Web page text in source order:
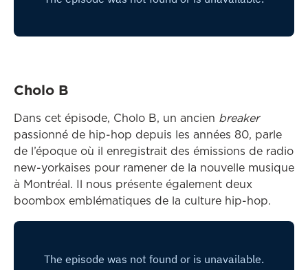
Cholo B
Dans cet épisode, Cholo B, un ancien breaker
passionné de hip-hop depuis les années 80, parle
de l’époque où il enregistrait des émissions de radio
new-yorkaises pour ramener de la nouvelle musique
à Montréal. Il nous présente également deux
boombox emblématiques de la culture hip-hop.